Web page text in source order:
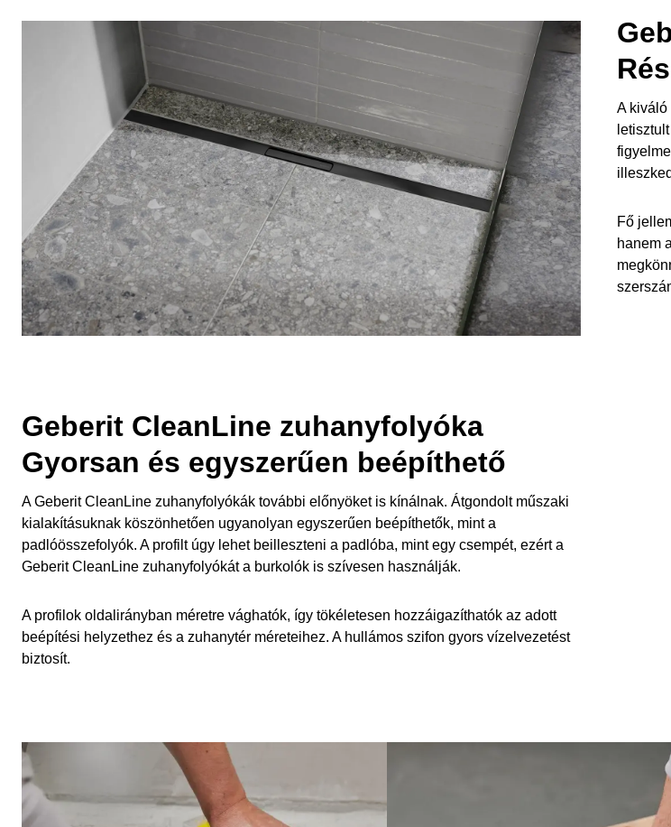
A kiváló
Fő
hanem
Geberit CleanLine zuhanyfolyóka
Gyorsan és egyszerűen beépíthető
A Geberit CleanLine zuhanyfolyókák további előnyöket is kínálnak. Átgondolt műszaki
kialakításuknak köszönhetően ugyanolyan egyszerűen beépíthetők, mint a
padlóösszefolyók. A profilt úgy lehet beilleszteni a padlóba, mint egy csempét, ezért a
Geberit CleanLine zuhanyfolyókát a burkolók is szívesen használják.
A profilok oldalirányban méretre vághatók, így tökéletesen hozzáigazíthatók az adott
beépítési helyzethez és a zuhanytér méreteihez. A hullámos szifon gyors vízelvezetést
biztosít.